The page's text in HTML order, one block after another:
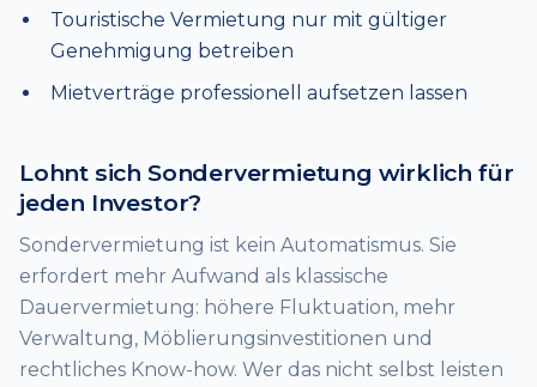
Touristische Vermietung nur mit gültiger
Genehmigung betreiben
Mietverträge professionell aufsetzen lassen
Lohnt sich Sondervermietung wirklich für
jeden Investor?
Sondervermietung ist kein Automatismus. Sie
erfordert mehr Aufwand als klassische
Dauervermietung: höhere Fluktuation, mehr
Verwaltung, Möblierungsinvestitionen und
rechtliches Know-how. Wer das nicht selbst leisten